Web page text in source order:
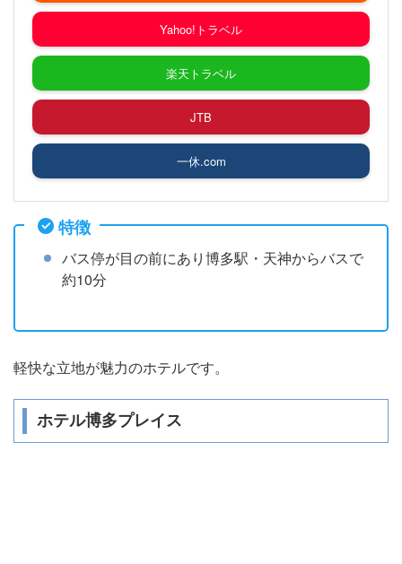
Yahoo!トラベル
楽天トラベル
JTB
一休.com
特徴
バス停が目の前にあり博多駅・天神からバスで
約10分
軽快な立地が魅力のホテルです。
ホテル博多プレイス